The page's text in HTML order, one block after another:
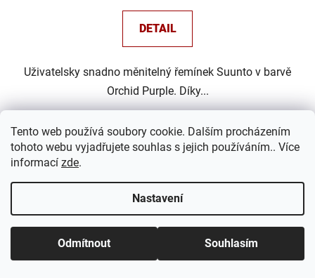
Tento web používá soubory cookie. Dalším procházením
tohoto webu vyjadřujete souhlas s jejich používáním.. Více
informací zde.
Nastavení
Odmítnout Souhlasím
DETAIL
Uživatelsky snadno měnitelný řemínek Suunto v barvě
Orchid Purple. Díky...
Kód: SS050884000